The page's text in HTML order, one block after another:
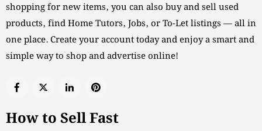
shopping for new items, you can also buy and sell used
products, find Home Tutors, Jobs, or To-Let listings — all in
one place. Create your account today and enjoy a smart and
simple way to shop and advertise online!
How to Sell Fast